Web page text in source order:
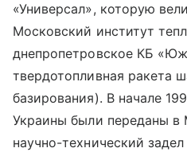
«Универсал», которую
Московский институт
днепропетровское КБ
твердотопливная ракета
базирования). В начале
Украины были переданы в
научно-технический